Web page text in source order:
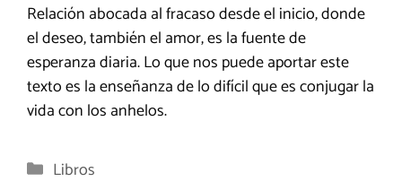
Relación abocada al fracaso desde el inicio, donde
el deseo, también el amor, es la fuente de
esperanza diaria. Lo que nos puede aportar este
texto es la enseñanza de lo difícil que es conjugar la
vida con los anhelos.
Categorías
Libros